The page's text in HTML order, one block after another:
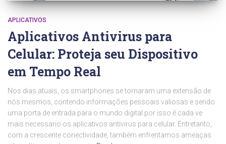
APLICATIVOS
Aplicativos Antivirus para
Celular: Proteja seu Dispositivo
em Tempo Real
Nos dias atuais, os smartphones se tornaram uma extensão de
nós mesmos, contendo informações pessoais valiosas e sendo
uma porta de entrada para o mundo digital por isso é cada ve
mais necessario os aplicativos antivirus para celular. Entretanto,
com a crescente conectividade, também enfrentamos ameaças